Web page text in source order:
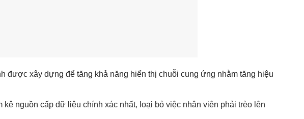
được xây dựng để tăng khả năng hiển thị chuỗi cung ứng nhằm tăng hiệu
nguồn cấp dữ liệu chính xác nhất, loại bỏ việc nhân viên phải trèo lên